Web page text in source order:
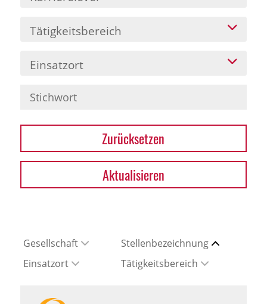
Tätigkeitsbereich
Einsatzort
Zurücksetzen
Aktualisieren
Gesellschaft
Stellenbezeichnung
Einsatzort
Tätigkeitsbereich